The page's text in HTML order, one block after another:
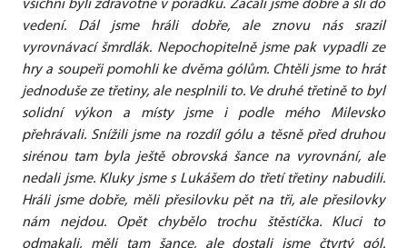
všichni byli zdravotně v pořádku. Začali jsme dobře a šli do
vedení. Dál jsme hráli dobře, ale znovu nás srazil
vyrovnávací šmrdlák. Nepochopitelně jsme pak vypadli ze
hry a soupeři pomohli ke dvěma gólům. Chtěli jsme to hrát
jednoduše ze třetiny, ale nesplnili to. Ve druhé třetině to byl
solidní výkon a místy jsme i podle mého Milevsko
přehrávali. Snížili jsme na rozdíl gólu a těsně před druhou
sirénou tam byla ještě obrovská šance na vyrovnání, ale
nedali jsme. Kluky jsme s Lukášem do třetí třetiny nabudili.
Hráli jsme dobře, měli přesilovku pět na tři, ale přesilovky
nám nejdou. Opět chybělo trochu štěstíčka. Kluci to
odmakali, měli tam šance, ale dostali jsme čtvrtý gól.